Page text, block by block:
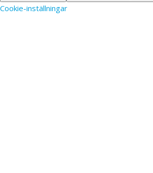
Cookie-inställningar